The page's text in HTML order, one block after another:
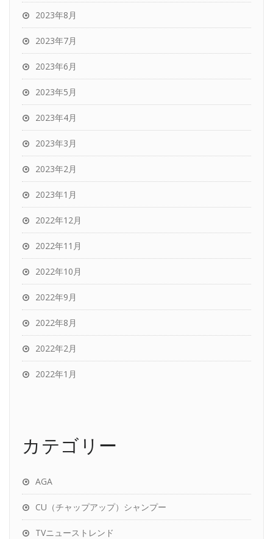
2023年8月
2023年7月
2023年6月
2023年5月
2023年4月
2023年3月
2023年2月
2023年1月
2022年12月
2022年11月
2022年10月
2022年9月
2022年8月
2022年2月
2022年1月
カテゴリー
AGA
CU（チャップアップ）シャンプー
TVニューストレンド